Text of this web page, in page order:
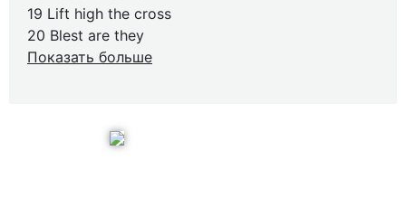
19 Lift high the cross
20 Blest are they
Показать больше